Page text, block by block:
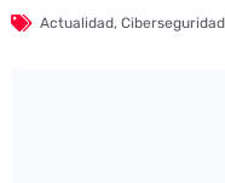
Actualidad, Ciberseguridad